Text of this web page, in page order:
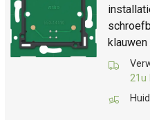
klauwen
21u